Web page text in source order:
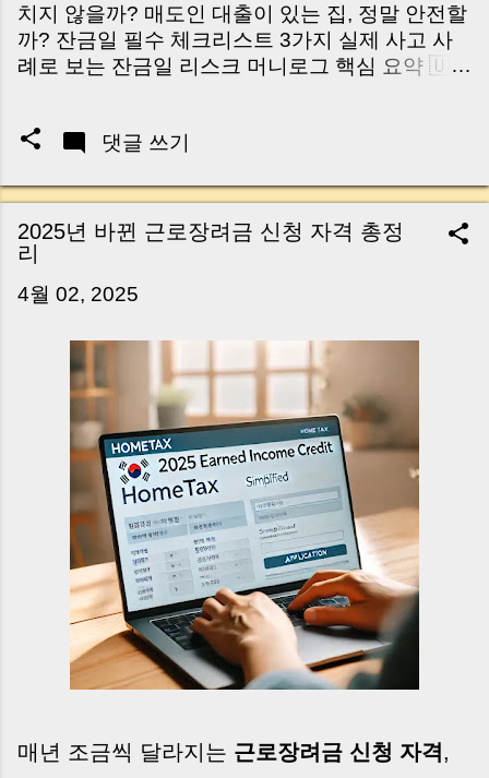
치지 않을까? 매도인 대출이 있는 집, 정말 안전할
까? 잔금일 필수 체크리스트 3가지 실제 사고 사
례로 보는 잔금일 리스크 머니로그 핵심 요약 🇺🇸
Safe If the Seller Has a Loan? 3 Must-Check
to Avoid MoneyLog Key Takeaway 혹시 이런 생
각 해보신 적 있으신가요? “잔금일… 그냥 돈 보내
고 끝나는 거 아닌가요?” 하지만 현장에서 보면 전
는 날’이 아니라, 수천만 원, 많게는 수억 원이 한
제가 중개 현장에서 겪었던 일입니다. 금요일 오후
3시, 이체 한도에 막혀 송금이 멈췄고 그 자리에서
계약이 무산될 뻔한 아찔한 상황이 있었습니다. 또
어떤 분은 이렇게 말씀하십니다. “내 대출인데 왜
내 통장으로 안 들어오죠?” “매도인이 대출 안 갚
고 도망가면 어떡하죠?” 이 모든 불안, 사실은 ‘구
조’를 몰라서 생기는 걱정입니다. 그래서 오늘은
잔금일에 실제로 돈이 어떻게 움직이는지, 왜 사고
가 나는지, 그리고 무엇을 꼭 준비해야 하는지 중
개 실무 기준으로 아주 쉽게 풀어드리겠습니다. 이
글 하나만 제대로 이해하시면, 잔금일이 더 이상
두려운 날이 아니라 “내 집을 완성하는 마지막 퍼
즐” 이 될 수 있습니다. | Introduction (Tap to
expand) Have you ever thought like this?
댓글 쓰기
2025년 바뀐 근로장려금 신청 자격 총정
리
4월 02, 2025
매년 조금씩 달라지는 근로장려금 신청 자격,